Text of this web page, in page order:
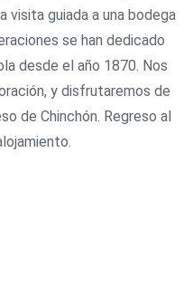
visita guiada a una bodega
se han dedicado
desde el año 1870. Nos
y disfrutaremos de
de Chinchón. Regreso al